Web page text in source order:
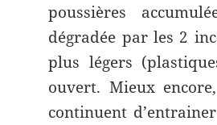
poussières
dégradée par les 2
plus légers
ouvert. Mieux
continuent